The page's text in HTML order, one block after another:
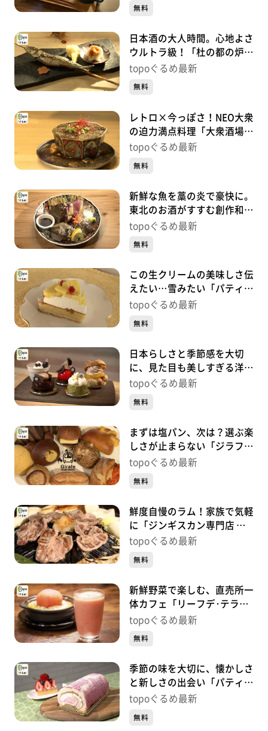
無料
日本酒の大人時間。心地よさ
ウルトラ級！「杜の都の炉端
焼き うる虎」（青葉区一番
topoぐるめ最新
無料
レトロ×今っぽさ！NEO大衆
の迫力満点料理「大衆酒場
かーにばる」（青葉区国分
topoぐるめ最新
無料
新鮮な魚を藁の炎で豪快に。
東北のお酒がすすむ創作和食
「酒場 美々」（青葉区中
topoぐるめ最新
無料
この生クリームの美味しさ伝
えたい…雪みたい「パティス
リーネージュ」（若林区荒
topoぐるめ最新
無料
日本らしさと季節感を大切
に、見た目も美しすぎる洋菓
子「九二四四」（青葉区二日
topoぐるめ最新
無料
まずは塩パン、次は？選ぶ楽
しさが止まらない「ジラフ
トレイン デポ」（太白区富
topoぐるめ最新
無料
鮮度自慢のラム！家族で気軽
に「ジンギスカン専門店 仙
羊 西多賀店」（太白区西多
topoぐるめ最新
無料
新鮮野菜で楽しむ、直売所一
体カフェ「リーフデ･テラ
ス」（石巻市北上町橋浦北釜
topoぐるめ最新
無料
季節の味を大切に、懐かしさ
と新しさの出会い「パティス
リーアズロール」（太白区泉
topoぐるめ最新
無料